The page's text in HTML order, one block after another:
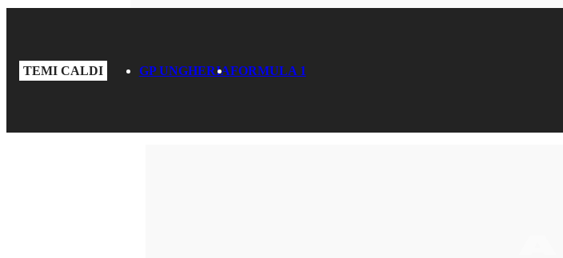
TEMI CALDI GP UNGHERIAFORMULA 1